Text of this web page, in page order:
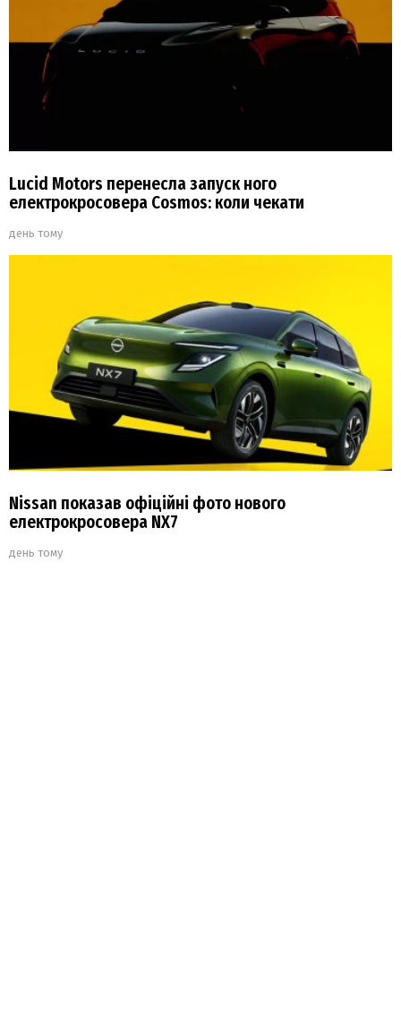
Lucid Motors перенесла запуск ного
електрокросовера Cosmos: коли чекати
день тому
Nissan показав офіційні фото нового
електрокросовера NX7
день тому